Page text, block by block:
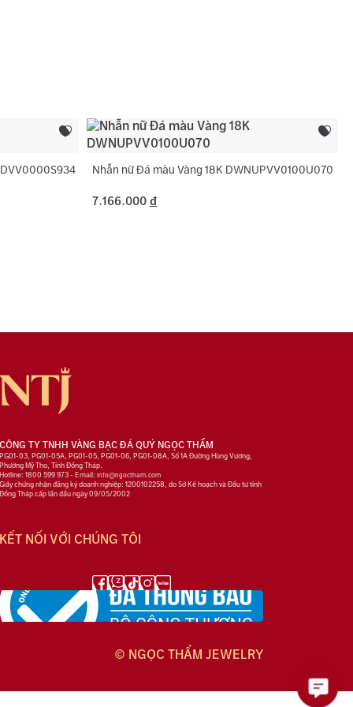
Hồng, Trắng
Hạt dưa, Hình giọt, Hình tròn
Nhẫn nữ Đá màu Vàng 18K DWNUPVV0100U070
7.166.000 đ
CÔNG TY TNHH VÀNG BẠC ĐÁ QUÝ NGỌC THẨM
PG01-03, PG01-05A, PG01-05, PG01-06, PG01-08A, Số 1A Đường Hùng Vương,
Phường Mỹ Tho, Tỉnh Đồng Tháp.
Hotline: 1800 599 973 - Email:info@ngoctham.com
Giấy chứng nhận đăng ký doanh nghiệp: 1200102258, do Sở Kế hoạch và Đầu tư tỉnh
Đồng Tháp cấp lần đầu ngày 09/05/2002
KẾT NỐI VỚI CHÚNG TÔI
© NGỌC THẨM JEWELRY